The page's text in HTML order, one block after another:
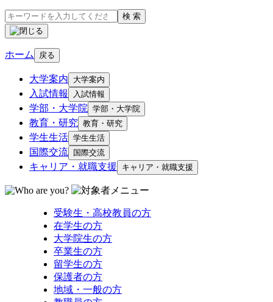
検 索
ホーム 戻る
大学案内 大学案内
入試情報 入試情報
学部・大学院 学部・大学院
教育・研究 教育・研究
学生生活 学生生活
国際交流 国際交流
キャリア・就職支援 キャリア・就職支援
受験生・高校教員の方
在学生の方
大学院生の方
卒業生の方
留学生の方
保護者の方
地域・一般の方